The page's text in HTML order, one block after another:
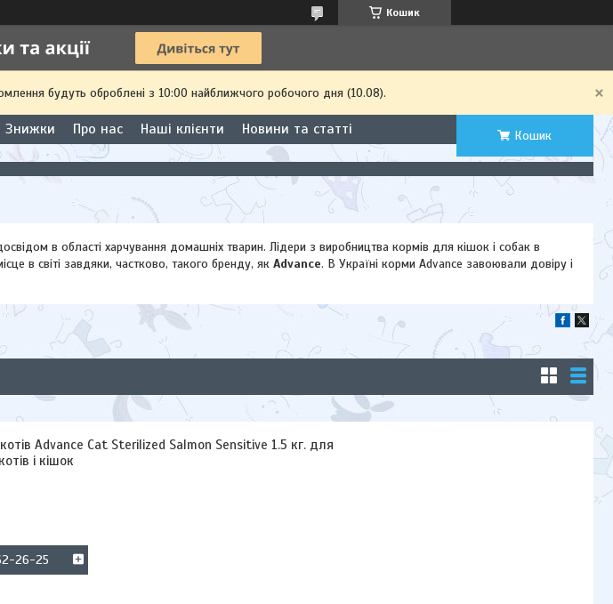
Кошик
будуть оброблені з 10:00 найближчого робочого дня (10.08).
Знижки Про нас Наші клієнти Новини та статті Кошик
в області харчування домашніх тварин. Лідери з виробництва кормів для кішок і собак в
в світі завдяки, частково, такого бренду, як Advance. В Україні корми Advance завоювали довіру і
Advance Cat Sterilized Salmon Sensitive 1.5 кг. для
і кішок
26-25